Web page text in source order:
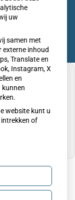
voor
te zien.
uw
samen met
externe inhoud
Translate en
Instagram, X
en
kunnen
website kunt u
of